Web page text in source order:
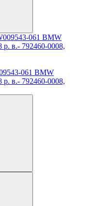
061 BMW
р. в.- 792460-0008,